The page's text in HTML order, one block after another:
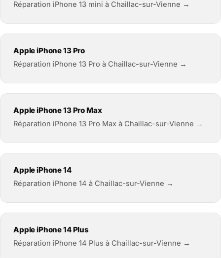
Réparation iPhone 13 mini à Chaillac-sur-Vienne →
Apple iPhone 13 Pro
Réparation iPhone 13 Pro à Chaillac-sur-Vienne →
Apple iPhone 13 Pro Max
Réparation iPhone 13 Pro Max à Chaillac-sur-Vienne →
Apple iPhone 14
Réparation iPhone 14 à Chaillac-sur-Vienne →
Apple iPhone 14 Plus
Réparation iPhone 14 Plus à Chaillac-sur-Vienne →